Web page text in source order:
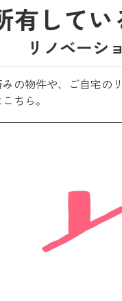
有してい
リノベーシ
の物件や、ご自宅の
ちら。